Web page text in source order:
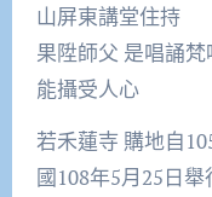
山屏東講堂住持
果陞師父 是唱誦
能攝受人心
若禾蓮寺 購地自
國108年5月25日